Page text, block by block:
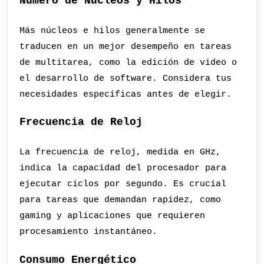
Más núcleos e hilos generalmente se
traducen en un mejor desempeño en tareas
de multitarea, como la edición de video o
el desarrollo de software. Considera tus
necesidades específicas antes de elegir.
Frecuencia de Reloj
La frecuencia de reloj, medida en GHz,
indica la capacidad del procesador para
ejecutar ciclos por segundo. Es crucial
para tareas que demandan rapidez, como
gaming y aplicaciones que requieren
procesamiento instantáneo.
Consumo Energético